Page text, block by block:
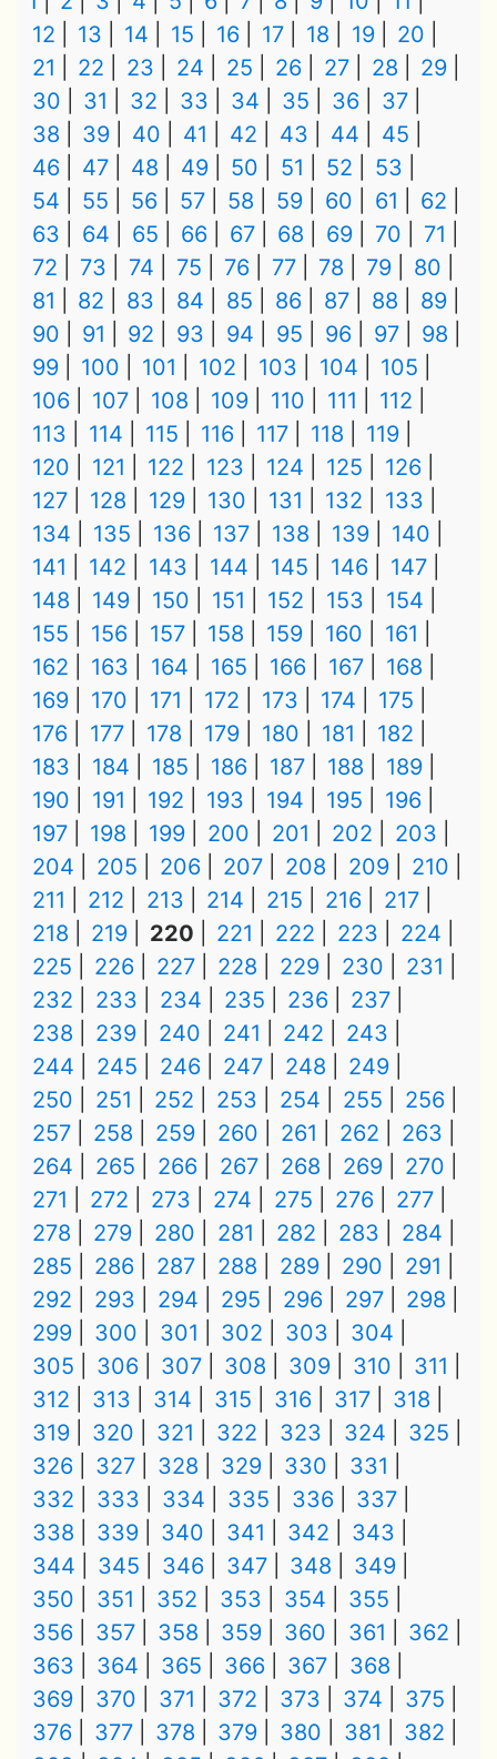
12
13 14 15 16 17 18 19
20
21
22 23 24 25 26 27 28
29
30
31 32 33 34 35 36
37
38
39 40 41 42 43 44
45
46
47 48 49 50 51 52
53
54
55 56 57 58 59 60 61
62
63
64 65 66 67 68 69 70
71
72
73 74 75 76 77 78 79
80
81
82 83 84 85 86 87 88
89
90
91 92 93 94 95 96 97
98
99
100 101 102 103 104
105
106
107 108 109 110 111
112
113
114 115 116 117 118
119
120
121 122 123 124 125
126
127
128 129 130 131 132
133
134
135 136 137 138 139
140
141
142 143 144 145 146
147
148
149 150 151 152 153
154
155
156 157 158 159 160
161
162
163 164 165 166 167
168
169
170 171 172 173 174
175
176
177 178 179 180 181
182
183
184 185 186 187 188
189
190
191 192 193 194 195
196
197
198 199 200 201 202
203
204
205 206 207 208 209
210
211
212 213 214 215 216
217
218
219 220 221 222 223
224
225
226 227 228 229 230
231
232
233 234 235 236
237
238
239 240 241 242
243
244
245 246 247 248
249
250
251 252 253 254 255
256
257
258 259 260 261 262
263
264
265 266 267 268 269
270
271
272 273 274 275 276
277
278
279 280 281 282 283
284
285
286 287 288 289 290
291
292
293 294 295 296 297
298
299
300 301 302 303
304
305
306 307 308 309 310
311
312
313 314 315 316 317
318
319
320 321 322 323 324
325
326
327 328 329 330
331
332
333 334 335 336
337
338
339 340 341 342
343
344
345 346 347 348
349
350
351 352 353 354
355
356
357 358 359 360 361
362
363
364 365 366 367
368
369
370 371 372 373 374
375
376
377 378 379 380 381
382